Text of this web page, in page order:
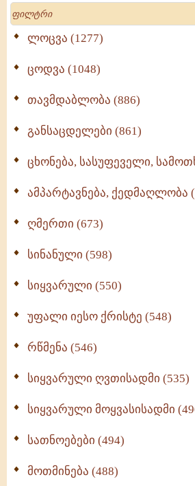
Search
ლოცვა (1277)
ცოდვა (1048)
თავმდაბლობა (886)
განსაცდელები (861)
ცხონება, სასუფეველი,
ამპარტავნება, ქედმაღლობა
ღმერთი (673)
სინანული (598)
სიყვარული (550)
უფალი იესო ქრისტე (548)
რწმენა (546)
სიყვარული ღვთისადმი (535)
სიყვარული მოყვასისადმი
სათნოებები (494)
მოთმინება (488)